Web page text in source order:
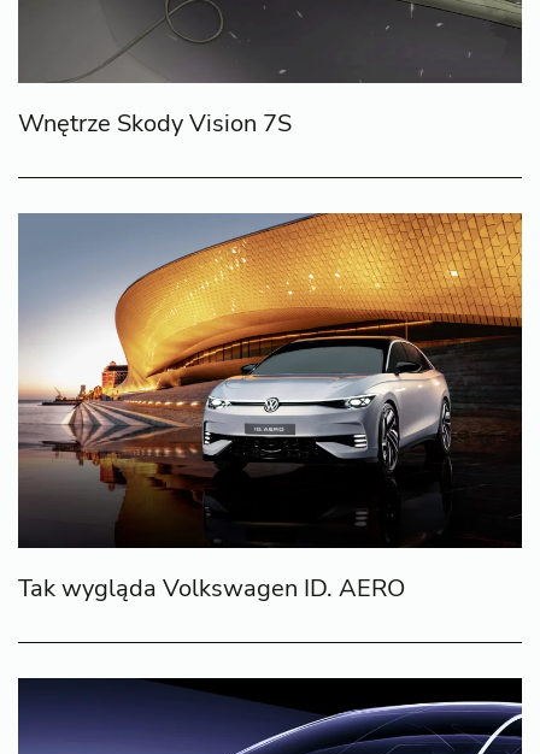
Wnętrze Skody Vision 7S
Tak wygląda Volkswagen ID. AERO